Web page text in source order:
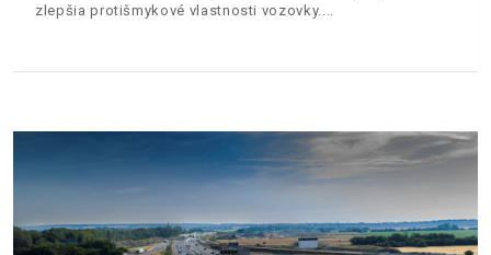
zlepšia protišmykové vlastnosti vozovky.